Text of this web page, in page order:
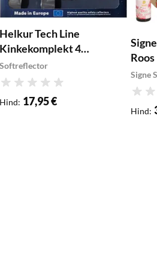
Helkur Tech Line
Kinkekomplekt 4
helkuriga
Softreflector
Hinnang
Hind: 17,95 €
Roos
Signe
Hind: